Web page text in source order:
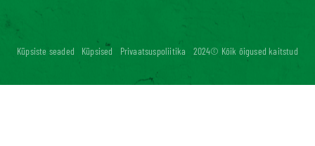
Küpsiste seaded Küpsised Privaatsuspoliitika 2024© Kõik õigused kaitstud